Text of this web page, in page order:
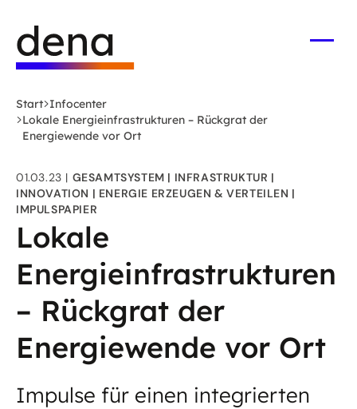
Hauptinhalt
springen
Deutsche
Energie-
Agentur
-
zur
Start Infocenter
Lokale Energieinfrastrukturen – Rückgrat der
Energiewende vor Ort
01.03.23 GESAMTSYSTEM
INFRASTRUKTUR
INNOVATION
ENERGIE ERZEUGEN & VERTEILEN
IMPULSPAPIER
Lokale
Energieinfrastrukturen
– Rückgrat der
Energiewende vor Ort
Impulse für einen integrierten